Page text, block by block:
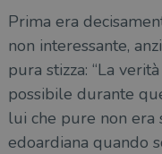
Prima era
non interessante,
pura stizza: “La
possibile durante
lui che pure non era
edoardiana quando